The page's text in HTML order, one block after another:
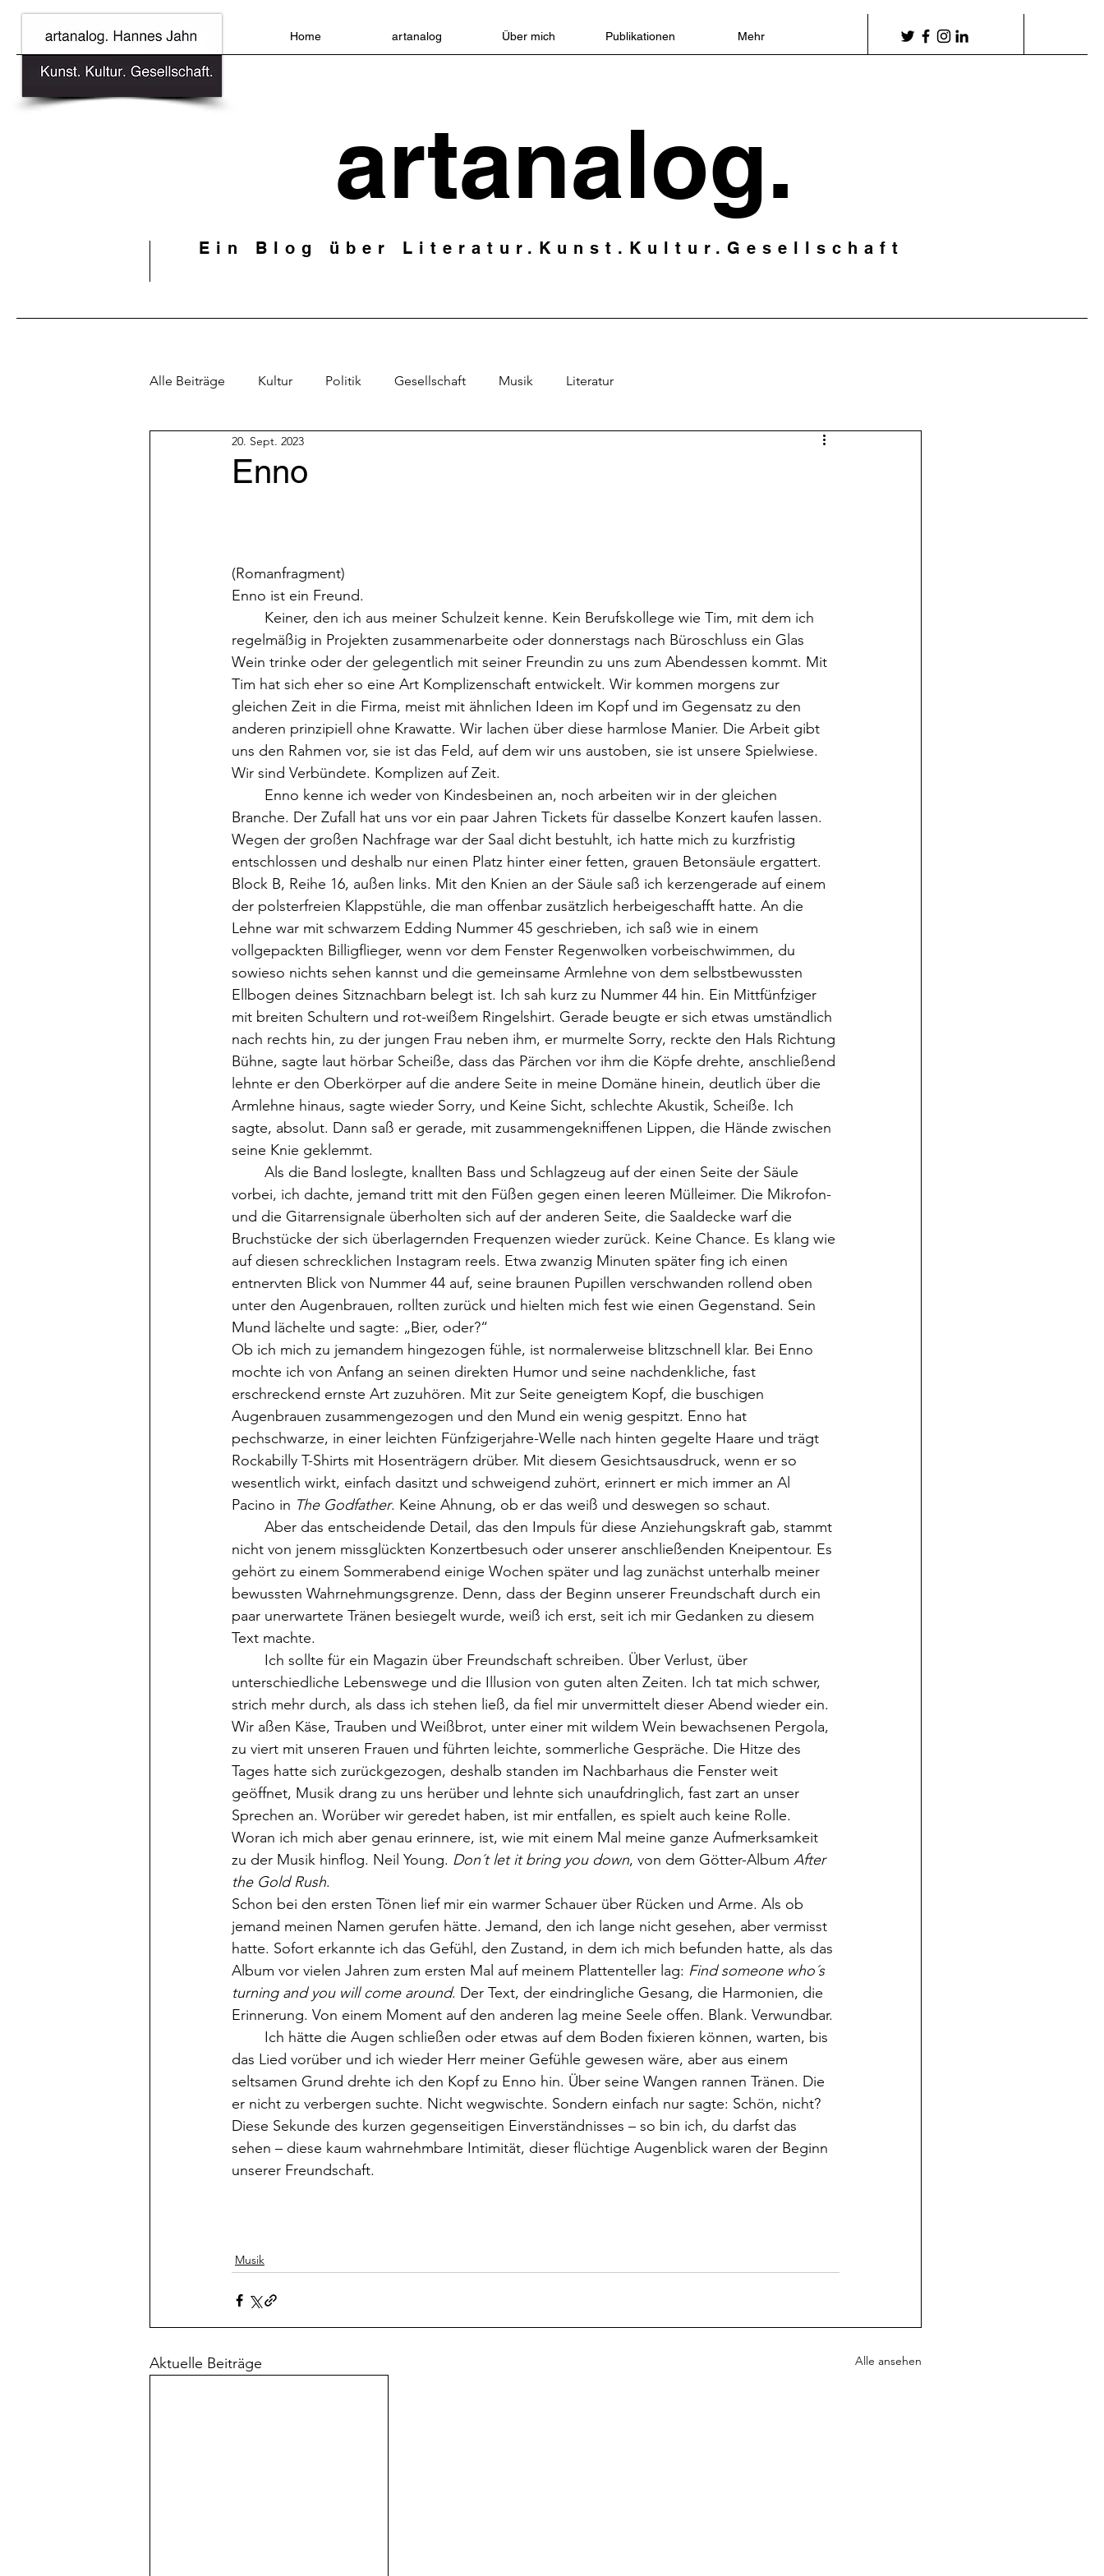
Home artanalog Über mich Publikationen Mehr
artanalog.
Ein Blog über Literatur.Kunst.Kultur.Gesellschaft
Alle Beiträge Kultur Politik Gesellschaft Musik Literatur
Enno
20. Sept. 2023
(Romanfragment)
Enno ist ein Freund.
regelmäßig in Projekten zusammenarbeite oder donnerstags nach Büroschluss ein Glas
Wein trinke oder der gelegentlich mit seiner Freundin zu uns zum Abendessen kommt. Mit
Tim hat sich eher so eine Art Komplizenschaft entwickelt. Wir kommen morgens zur
gleichen Zeit in die Firma, meist mit ähnlichen Ideen im Kopf und im Gegensatz zu den
anderen prinzipiell ohne Krawatte. Wir lachen über diese harmlose Manier. Die Arbeit gibt
uns den Rahmen vor, sie ist das Feld, auf dem wir uns austoben, sie ist unsere Spielwiese.
Wir sind Verbündete. Komplizen auf Zeit.
Branche. Der Zufall hat uns vor ein paar Jahren Tickets für dasselbe Konzert kaufen lassen.
Wegen der großen Nachfrage war der Saal dicht bestuhlt, ich hatte mich zu kurzfristig
entschlossen und deshalb nur einen Platz hinter einer fetten, grauen Betonsäule ergattert.
Block B, Reihe 16, außen links. Mit den Knien an der Säule saß ich kerzengerade auf einem
der polsterfreien Klappstühle, die man offenbar zusätzlich herbeigeschafft hatte. An die
Lehne war mit schwarzem Edding Nummer 45 geschrieben, ich saß wie in einem
vollgepackten Billigflieger, wenn vor dem Fenster Regenwolken vorbeischwimmen, du
sowieso nichts sehen kannst und die gemeinsame Armlehne von dem selbstbewussten
Ellbogen deines Sitznachbarn belegt ist. Ich sah kurz zu Nummer 44 hin. Ein Mittfünfziger
mit breiten Schultern und rot-weißem Ringelshirt. Gerade beugte er sich etwas umständlich
nach rechts hin, zu der jungen Frau neben ihm, er murmelte Sorry, reckte den Hals Richtung
Bühne, sagte laut hörbar Scheiße, dass das Pärchen vor ihm die Köpfe drehte, anschließend
lehnte er den Oberkörper auf die andere Seite in meine Domäne hinein, deutlich über die
Armlehne hinaus, sagte wieder Sorry, und Keine Sicht, schlechte Akustik, Scheiße. Ich
sagte, absolut. Dann saß er gerade, mit zusammengekniffenen Lippen, die Hände zwischen
seine Knie geklemmt.
vorbei, ich dachte, jemand tritt mit den Füßen gegen einen leeren Mülleimer. Die Mikrofon-
und die Gitarrensignale überholten sich auf der anderen Seite, die Saaldecke warf die
Bruchstücke der sich überlagernden Frequenzen wieder zurück. Keine Chance. Es klang wie
auf diesen schrecklichen Instagram reels. Etwa zwanzig Minuten später fing ich einen
entnervten Blick von Nummer 44 auf, seine braunen Pupillen verschwanden rollend oben
unter den Augenbrauen, rollten zurück und hielten mich fest wie einen Gegenstand. Sein
Mund lächelte und sagte: „Bier, oder?“
Ob ich mich zu jemandem hingezogen fühle, ist normalerweise blitzschnell klar. Bei Enno
mochte ich von Anfang an seinen direkten Humor und seine nachdenkliche, fast
erschreckend ernste Art zuzuhören. Mit zur Seite geneigtem Kopf, die buschigen
Augenbrauen zusammengezogen und den Mund ein wenig gespitzt. Enno hat
pechschwarze, in einer leichten Fünfzigerjahre-Welle nach hinten gegelte Haare und trägt
Rockabilly T-Shirts mit Hosenträgern drüber. Mit diesem Gesichtsausdruck, wenn er so
wesentlich wirkt, einfach dasitzt und schweigend zuhört, erinnert er mich immer an Al
Pacino in The Godfather. Keine Ahnung, ob er das weiß und deswegen so schaut.
nicht von jenem missglückten Konzertbesuch oder unserer anschließenden Kneipentour. Es
gehört zu einem Sommerabend einige Wochen später und lag zunächst unterhalb meiner
bewussten Wahrnehmungsgrenze. Denn, dass der Beginn unserer Freundschaft durch ein
paar unerwartete Tränen besiegelt wurde, weiß ich erst, seit ich mir Gedanken zu diesem
Text machte.
unterschiedliche Lebenswege und die Illusion von guten alten Zeiten. Ich tat mich schwer,
strich mehr durch, als dass ich stehen ließ, da fiel mir unvermittelt dieser Abend wieder ein.
Wir aßen Käse, Trauben und Weißbrot, unter einer mit wildem Wein bewachsenen Pergola,
zu viert mit unseren Frauen und führten leichte, sommerliche Gespräche. Die Hitze des
Tages hatte sich zurückgezogen, deshalb standen im Nachbarhaus die Fenster weit
geöffnet, Musik drang zu uns herüber und lehnte sich unaufdringlich, fast zart an unser
Sprechen an. Worüber wir geredet haben, ist mir entfallen, es spielt auch keine Rolle.
Woran ich mich aber genau erinnere, ist, wie mit einem Mal meine ganze Aufmerksamkeit
zu der Musik hinflog. Neil Young. Don´t let it bring you down, von dem Götter-Album After
the Gold Rush.
Schon bei den ersten Tönen lief mir ein warmer Schauer über Rücken und Arme. Als ob
jemand meinen Namen gerufen hätte. Jemand, den ich lange nicht gesehen, aber vermisst
hatte. Sofort erkannte ich das Gefühl, den Zustand, in dem ich mich befunden hatte, als das
Album vor vielen Jahren zum ersten Mal auf meinem Plattenteller lag: Find someone who´s
turning and you will come around. Der Text, der eindringliche Gesang, die Harmonien, die
Erinnerung. Von einem Moment auf den anderen lag meine Seele offen. Blank. Verwundbar.
das Lied vorüber und ich wieder Herr meiner Gefühle gewesen wäre, aber aus einem
seltsamen Grund drehte ich den Kopf zu Enno hin. Über seine Wangen rannen Tränen. Die
er nicht zu verbergen suchte. Nicht wegwischte. Sondern einfach nur sagte: Schön, nicht?
Diese Sekunde des kurzen gegenseitigen Einverständnisses – so bin ich, du darfst das
sehen – diese kaum wahrnehmbare Intimität, dieser flüchtige Augenblick waren der Beginn
unserer Freundschaft.
Musik
Aktuelle Beiträge Alle ansehen